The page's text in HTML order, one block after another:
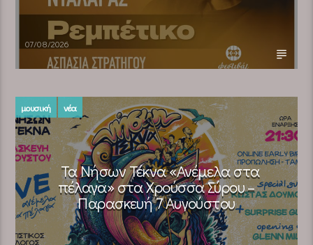
07/08/2026
μουσική νέα
Τα Νήσων Τέκνα «Ανέμελα στα
πέλαγα» στα Χρούσσα Σύρου –
Παρασκευή 7 Αυγούστου